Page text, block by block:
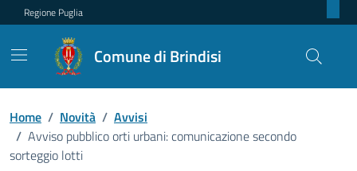
Regione Puglia
Comune di Brindisi
Home / Novità / Avvisi
/ Avviso pubblico orti urbani: comunicazione secondo
sorteggio lotti